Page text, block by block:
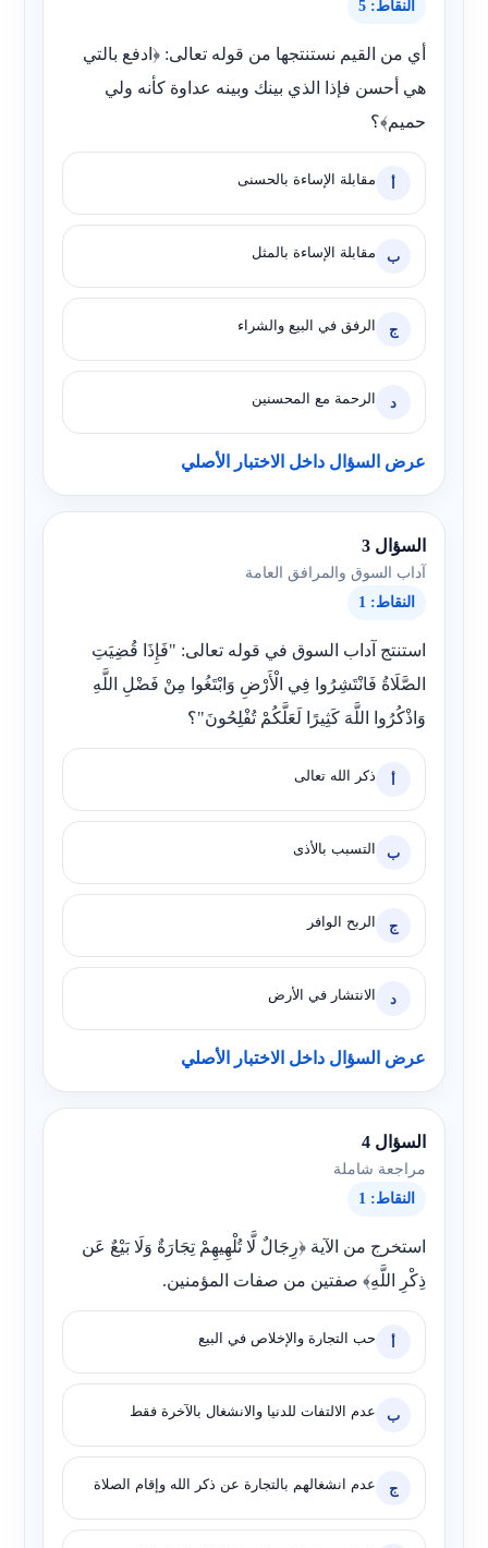
النقاط: 5
أي من القيم نستنتجها من قوله تعالى: ﴿ادفع بالتي
هي أحسن فإذا الذي بينك وبينه عداوة كأنه ولي
حميم﴾؟
أ مقابلة الإساءة بالحسنى
ب مقابلة الإساءة بالمثل
ج الرفق في البيع والشراء
د الرحمة مع المحسنين
عرض السؤال داخل الاختبار الأصلي
السؤال 3
آداب السوق والمرافق العامة
النقاط: 1
استنتج آداب السوق في قوله تعالى: "فَإِذَا قُضِيَتِ
الصَّلَاةُ فَانْتَشِرُوا فِي الْأَرْضِ وَابْتَغُوا مِنْ فَضْلِ اللَّهِ
وَاذْكُرُوا اللَّهَ كَثِيرًا لَعَلَّكُمْ تُفْلِحُونَ"؟
أ ذكر الله تعالى
ب التسبب بالأذى
ج الربح الوافر
د الانتشار في الأرض
عرض السؤال داخل الاختبار الأصلي
السؤال 4
مراجعة شاملة
النقاط: 1
استخرج من الآية ﴿رِجَالٌ لَّا تُلْهِيهِمْ تِجَارَةٌ وَلَا بَيْعٌ عَن
ذِكْرِ اللَّهِ﴾ صفتين من صفات المؤمنين.
أ حب التجارة والإخلاص في البيع
ب عدم الالتفات للدنيا والانشغال بالآخرة فقط
ج عدم انشغالهم بالتجارة عن ذكر الله وإقام الصلاة